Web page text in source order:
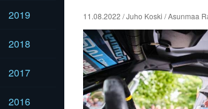
2019
2018
2017
2016
11.08.2022 / Juho Koski / Asunmaa